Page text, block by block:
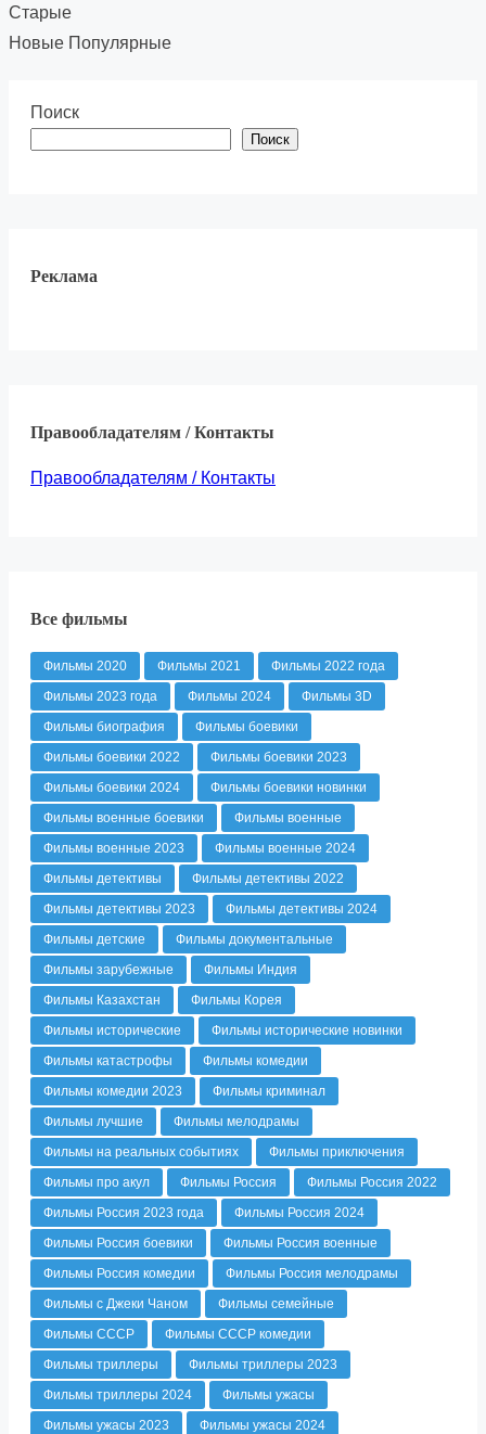
Старые
Новые Популярные
Поиск
Поиск
Реклама
Правообладателям / Контакты
Правообладателям / Контакты
Все фильмы
Фильмы 2020 Фильмы 2021
Фильмы 2022 года
Фильмы 2023 года
Фильмы 2024
Фильмы 3D
Фильмы биография
Фильмы боевики
Фильмы боевики 2022
Фильмы боевики 2023
Фильмы боевики 2024
Фильмы боевики новинки
Фильмы военные боевики
Фильмы военные
Фильмы военные 2023
Фильмы военные 2024
Фильмы детективы
Фильмы детективы 2022
Фильмы детективы 2023
Фильмы детективы 2024
Фильмы детские
Фильмы документальные
Фильмы зарубежные
Фильмы Индия
Фильмы Казахстан
Фильмы Корея
Фильмы исторические
Фильмы исторические новинки
Фильмы катастрофы
Фильмы комедии
Фильмы комедии 2023
Фильмы криминал
Фильмы лучшие
Фильмы мелодрамы
Фильмы на реальных событиях
Фильмы приключения
Фильмы про акул
Фильмы Россия
Фильмы Россия 2022
Фильмы Россия 2023 года
Фильмы Россия 2024
Фильмы Россия боевики
Фильмы Россия военные
Фильмы Россия комедии
Фильмы Россия мелодрамы
Фильмы с Джеки Чаном
Фильмы семейные
Фильмы СССР
Фильмы СССР комедии
Фильмы триллеры
Фильмы триллеры 2023
Фильмы триллеры 2024
Фильмы ужасы
Фильмы ужасы 2023
Фильмы ужасы 2024